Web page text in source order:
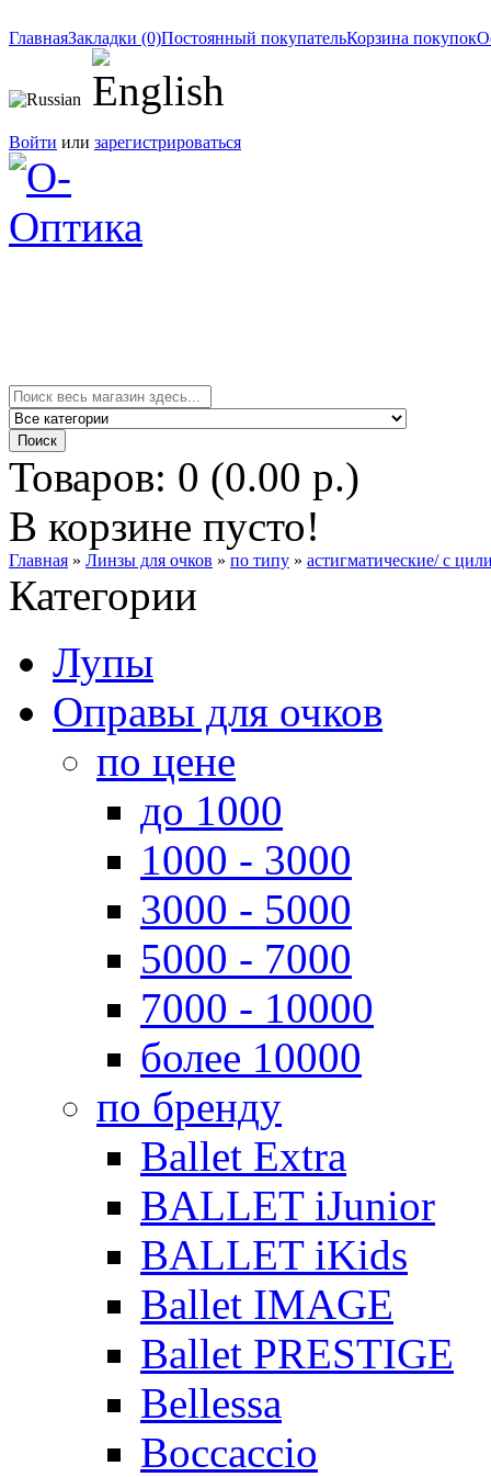
ГлавнаяЗакладки (0)Постоянный покупательКорзина покупок
Войти или зарегистрироваться
Товаров: 0 (0.00 р.)
В корзине пусто!
Главная » Линзы для очков » по типу » астигматические/ с
Категории
Лупы
Оправы для очков
по цене
до 1000
1000 - 3000
3000 - 5000
5000 - 7000
7000 - 10000
более 10000
по бренду
Ballet Extra
BALLET iJunior
BALLET iKids
Ballet IMAGE
Ballet PRESTIGE
Bellessa
Boccaccio